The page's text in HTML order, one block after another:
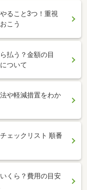
ること3つ！重視
こう
払う？金額の目
ついて
や軽減措置をわか
ェックリスト 順番
くら？費用の目安